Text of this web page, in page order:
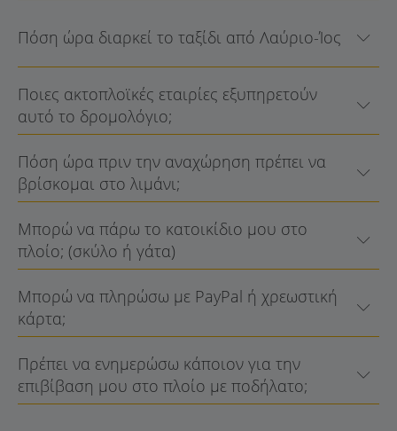
Πόση ώρα διαρκεί το ταξίδι από Λαύριο-Ίος
Ποιες ακτοπλοϊκές εταιρίες εξυπηρετούν
αυτό το δρομολόγιο;
Πόση ώρα πριν την αναχώρηση πρέπει να
βρίσκομαι στο λιμάνι;
Μπορώ να πάρω το κατοικίδιο μου στο
πλοίο; (σκύλο ή γάτα)
Μπορώ να πληρώσω με PayPal ή χρεωστική
κάρτα;
Πρέπει να ενημερώσω κάποιον για την
επιβίβαση μου στο πλοίο με ποδήλατο;